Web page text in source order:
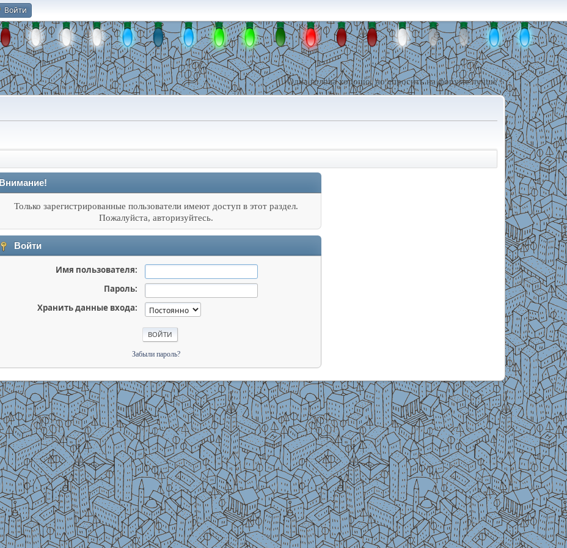
Войти
Одна голова хорошо, но спросить на форуме лучше !
Внимание!
Только зарегистрированные пользователи имеют доступ в этот раздел.
Пожалуйста, авторизуйтесь.
Войти
Имя пользователя:
Пароль:
Хранить данные входа:
Забыли пароль?